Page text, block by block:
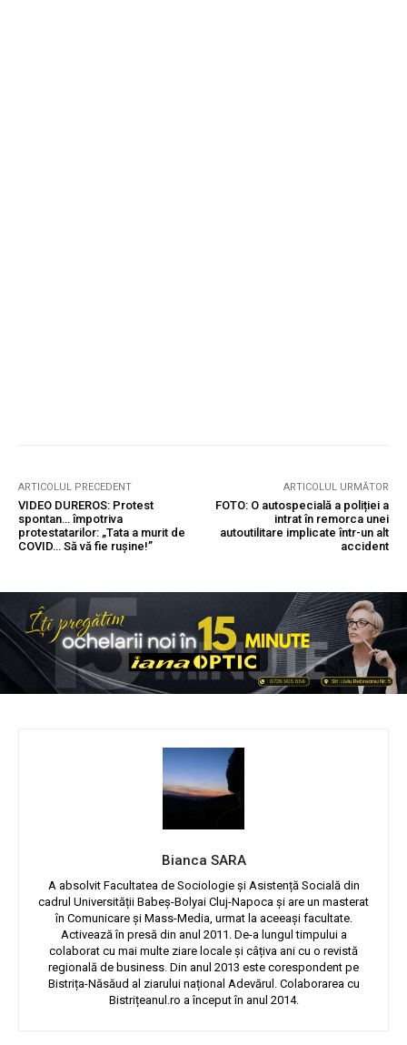
ARTICOLUL PRECEDENT
VIDEO DUREROS: Protest
spontan… împotriva
protestatarilor: „Tata a murit de
COVID… Să vă fie rușine!”
ARTICOLUL URMĂTOR
FOTO: O autospecială a poliției a
intrat în remorca unei
autoutilitare implicate într-un alt
accident
Bianca SARA
A absolvit Facultatea de Sociologie și Asistență Socială din
cadrul Universității Babeș-Bolyai Cluj-Napoca și are un masterat
în Comunicare și Mass-Media, urmat la aceeași facultate.
Activează în presă din anul 2011. De-a lungul timpului a
colaborat cu mai multe ziare locale și câțiva ani cu o revistă
regională de business. Din anul 2013 este corespondent pe
Bistrița-Năsăud al ziarului național Adevărul. Colaborarea cu
Bistrițeanul.ro a început în anul 2014.